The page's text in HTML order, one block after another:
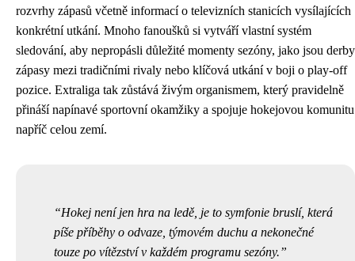
rozvrhy zápasů včetně informací o televizních stanicích vysílajících
konkrétní utkání. Mnoho fanoušků si vytváří vlastní systém
sledování, aby nepropásli důležité momenty sezóny, jako jsou derby
zápasy mezi tradičními rivaly nebo klíčová utkání v boji o play-off
pozice. Extraliga tak zůstává živým organismem, který pravidelně
přináší napínavé sportovní okamžiky a spojuje hokejovou komunitu
napříč celou zemí.
Hokej není jen hra na ledě, je to symfonie bruslí, která
píše příběhy o odvaze, týmovém duchu a nekonečné
touze po vítězství v každém programu sezóny.